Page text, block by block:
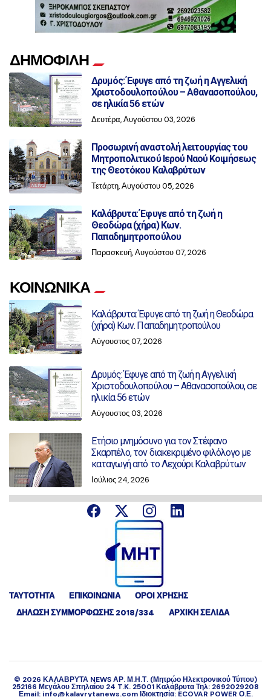
ΔΗΜΟΦΙΛΗ
Δρυμός: Έφυγε από τη ζωή η Αγγελική
Χριστοδουλοπούλου – Αθανασοπούλου,
σε ηλικία 56 ετών
Δευτέρα, Αυγούστου 03, 2026
Προσωρινή αναστολή λειτουργίας του
Μητροπολιτικού Ιερού Ναού Κοιμήσεως
της Θεοτόκου Καλαβρύτων
Τετάρτη, Αυγούστου 05, 2026
Καλάβρυτα: Έφυγε από τη ζωή η
Θεοδώρα (χήρα) Κων.
Παπαδημητροπούλου
Παρασκευή, Αυγούστου 07, 2026
ΚΟΙΝΩΝΙΚΑ
Καλάβρυτα: Έφυγε από τη ζωή η Θεοδώρα
(χήρα) Κων. Παπαδημητροπούλου
Αύγουστος 07, 2026
Δρυμός: Έφυγε από τη ζωή η Αγγελική
Χριστοδουλοπούλου – Αθανασοπούλου, σε
ηλικία 56 ετών
Αύγουστος 03, 2026
Ετήσιο μνημόσυνο για τον Στέφανο
Σκαρπέλο, τον διακεκριμένο φιλόλογο με
καταγωγή από το Λεχούρι Καλαβρύτων
Ιούλιος 24, 2026
ΤΑΥΤΟΤΗΤΑ ΕΠΙΚΟΙΝΩΝΙΑ
ΟΡΟΙ ΧΡΗΣΗΣ
ΔΉΛΩΣΗ ΣΥΜΜΌΡΦΩΣΗΣ 2018/334
ΑΡΧΙΚΗ ΣΕΛΙΔΑ
© 2026 ΚΑΛΑΒΡΥΤΑ NEWS ΑΡ. Μ.Η.Τ. (Μητρώο Ηλεκτρονικού Τύπου)
252166 Μεγάλου Σπηλαίου 24 T.K. 25001 Καλάβρυτα Τηλ: 2692029208
Εmail: info@kalavrytanews.com Ιδιοκτησία: ECOVAR POWER Ο.Ε.